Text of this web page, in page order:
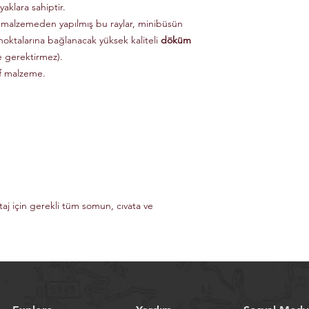
sahiptir.
yapılmış bu raylar, minibüsün
bağlanacak yüksek kaliteli döküm
gerektirmez).
malzeme.
için gerekli tüm somun, cıvata ve